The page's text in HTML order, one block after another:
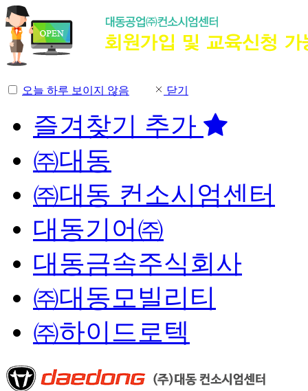
오늘 하루 보이지 않음 닫기
즐겨찾기 추가
㈜대동
㈜대동 컨소시엄센터
대동기어㈜
대동금속주식회사
㈜대동모빌리티
㈜하이드로텍